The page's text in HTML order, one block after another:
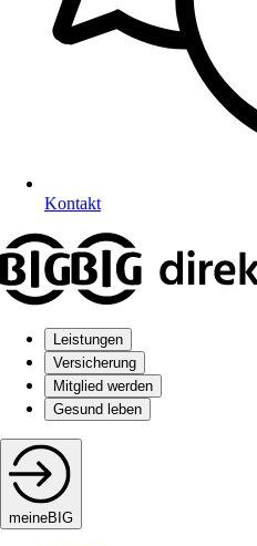
Kontakt
Leistungen
Versicherung
Mitglied werden
Gesund leben
meineBIG